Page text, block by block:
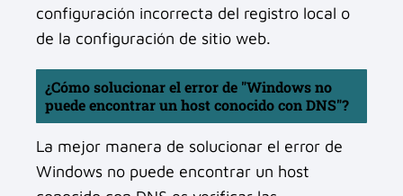
configuración incorrecta del registro local o
de la configuración de sitio web.
¿Cómo solucionar el error de "Windows no
puede encontrar un host conocido con DNS"?
La mejor manera de solucionar el error de
Windows no puede encontrar un host